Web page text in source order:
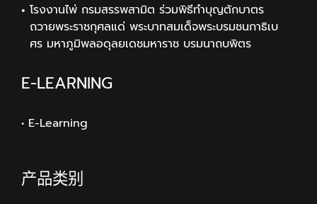
โรงงานไพ่ กรมสรรพสามิต ร่วมพิธีทำบุญตักบาตร
ถวายพระราชกุศลแด่ พระบาทสมเด็จพระบรมชนกาธิเบ
ศร มหาภูมิพลอดุลยเดชมหาราช บรมนาถบพิตร
E-LEARNING
• E-Learning
产品类别